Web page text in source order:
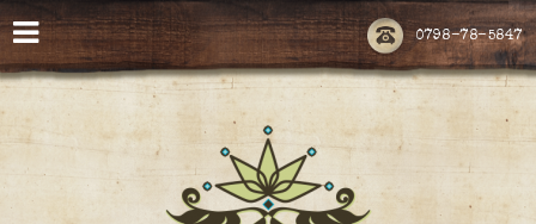
0798-78-5847